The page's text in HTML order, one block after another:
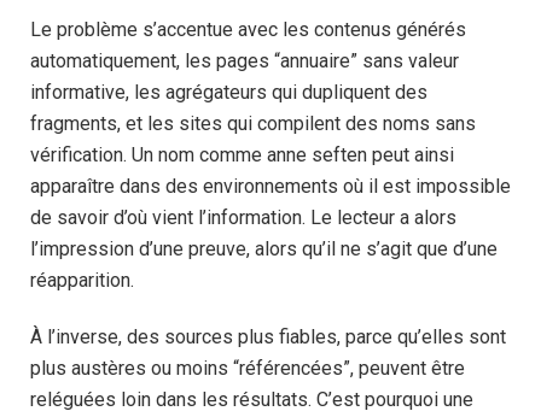
Le problème s’accentue avec les contenus générés
automatiquement, les pages “annuaire” sans valeur
informative, les agrégateurs qui dupliquent des
fragments, et les sites qui compilent des noms sans
vérification. Un nom comme anne seften peut ainsi
apparaître dans des environnements où il est impossible
de savoir d’où vient l’information. Le lecteur a alors
l’impression d’une preuve, alors qu’il ne s’agit que d’une
réapparition.
À l’inverse, des sources plus fiables, parce qu’elles sont
plus austères ou moins “référencées”, peuvent être
reléguées loin dans les résultats. C’est pourquoi une